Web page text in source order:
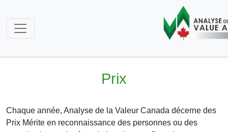
Prix
Chaque année, Analyse de la Valeur Canada décerne des
Prix Mérite en reconnaissance des personnes ou des